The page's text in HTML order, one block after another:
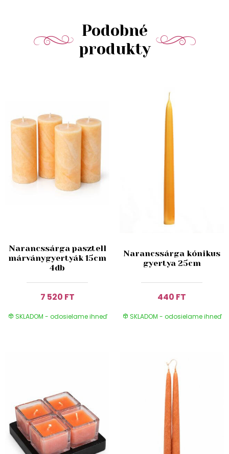
Podobné
produkty
Narancssárga pasztell
márványgyertyák 15cm
4db
7 520 FT
SKLADOM - odosielame ihneď
Narancssárga kónikus
gyertya 25cm
440 FT
SKLADOM - odosielame ihneď